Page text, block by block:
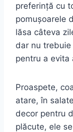
preferință cu
pomușoarele
lăsa câteva
dar nu
pentru a evita
Proaspete,
atare, în
decor pentru
plăcute, ele